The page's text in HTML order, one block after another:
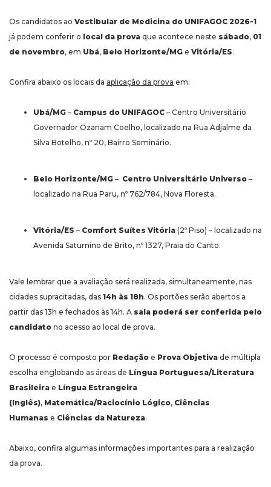
Os candidatos ao Vestibular de Medicina do UNIFAGOC 2026-1
já podem conferir o local da prova que acontece neste sábado, 01
de novembro, em Ubá, Belo Horizonte/MG e Vitória/ES.
Confira abaixo os locais da aplicação da prova em:
Ubá/MG – Campus do UNIFAGOC – Centro Universitário
Governador Ozanam Coelho, localizado na Rua Adjalme da
Silva Botelho, nº 20, Bairro Seminário.
Belo Horizonte/MG – Centro Universitário Universo –
localizado na Rua Paru, nº 762/784, Nova Floresta.
Vitória/ES – Comfort Suítes Vitória (2º Piso) – localizado na
Avenida Saturnino de Brito, nº 1327, Praia do Canto.
Vale lembrar que a avaliação será realizada, simultaneamente, nas
cidades supracitadas, das 14h às 18h. Os portões serão abertos a
partir das 13h e fechados às 14h. A sala poderá ser conferida pelo
candidato no acesso ao local de prova.
O processo é composto por Redação e Prova Objetiva de múltipla
escolha englobando as áreas de Língua Portuguesa/Literatura
Brasileira e Língua Estrangeira
(Inglês), Matemática/Raciocínio Lógico, Ciências
Humanas e Ciências da Natureza.
Abaixo, confira algumas informações importantes para a realização
da prova.